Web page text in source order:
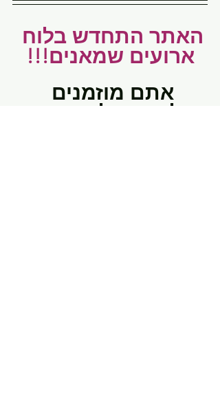
האתר התחדש בלוח
ארועים שמאנים!!!
אתם מוזמנים
להיכנס לקישור